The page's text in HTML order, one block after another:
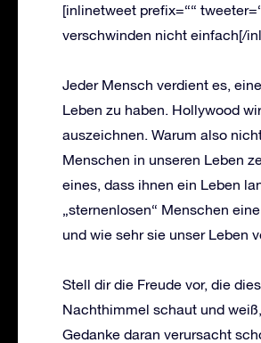
[inlinetweet prefix=““
verschwinden nicht einfach[/
Jeder Mensch verdient es,
Leben zu haben. Hollywood
auszeichnen. Warum also
Menschen in unseren Leben
eines, dass ihnen ein Leben
„sternenlosen“ Menschen
und wie sehr sie unser Leben
Stell dir die Freude vor, die
Nachthimmel schaut und
Gedanke daran verursacht